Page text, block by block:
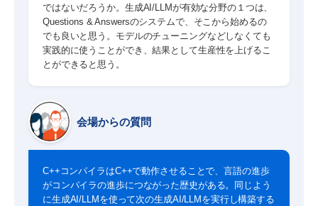
ではないだろうか。生成AI/LLMが有効な分野の１つは、
Questions & Answersのシステムで、そこから始めるの
でも良いと思う。モデルのチューニングなどしなくても
実践的に使うことができ、結果として生産性を上げるこ
とができると思う。
会場からの質問
C++コンパイラはC++で動作させることで、言語の進歩
がコンパイラの進歩につながった歴史がある。同じよう
に生成AI/LLMを使って次の生成AI/LLMを実行し構築する